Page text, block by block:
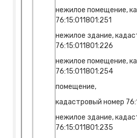
нежилое помещение,
76:15:011801:251
нежилое здание,
76:15:011801:226
нежилое помещение,
76:15:011801:254
помещение,
кадастровый номер
нежилое здание,
76:15:011801:235